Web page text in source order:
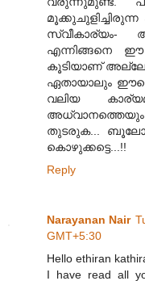
സ്വീകാര്യം-
എന്നിങ്ങനെ
കൂടിയാണ്
ഏതായാലും
വലിയ
തുടരുക...
കൊഴുക്കട്ടെ...!!
Reply
Narayanan Nair
GMT+5:30
Hello ethiran
I have read all